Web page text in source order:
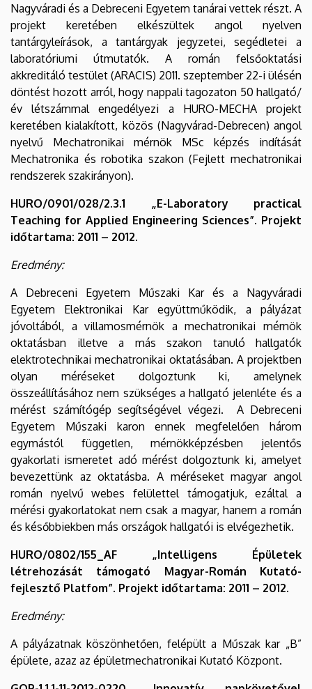
Nagyváradi és a Debreceni Egyetem tanárai vettek részt. A
projekt keretében elkészültek angol nyelven
tantárgyleírások, a tantárgyak jegyzetei, segédletei a
laboratóriumi útmutatók. A román felsőoktatási
akkreditáló testület (ARACIS) 2011. szeptember 22-i ülésén
döntést hozott arról, hogy nappali tagozaton 50 hallgató/
év létszámmal engedélyezi a HURO-MECHA projekt
keretében kialakított, közös (Nagyvárad-Debrecen) angol
nyelvű Mechatronikai mérnök MSc képzés indítását
Mechatronika és robotika szakon (Fejlett mechatronikai
rendszerek szakirányon).
HURO/0901/028/2.3.1 „E-Laboratory practical
Teaching for Applied Engineering Sciences”. Projekt
időtartama: 2011 – 2012.
Eredmény:
A Debreceni Egyetem Műszaki Kar és a Nagyváradi
Egyetem Elektronikai Kar együttműködik, a pályázat
jóvoltából, a villamosmérnök a mechatronikai mérnök
oktatásban illetve a más szakon tanuló hallgatók
elektrotechnikai mechatronikai oktatásában. A projektben
olyan méréseket dolgoztunk ki, amelynek
összeállításához nem szükséges a hallgató jelenléte és a
mérést számítógép segítségével végezi. A Debreceni
Egyetem Műszaki karon ennek megfelelően három
egymástól független, mérnökképzésben jelentős
gyakorlati ismeretet adó mérést dolgoztunk ki, amelyet
bevezettünk az oktatásba. A méréseket magyar angol
román nyelvű webes felülettel támogatjuk, ezáltal a
mérési gyakorlatokat nem csak a magyar, hanem a román
és későbbiekben más országok hallgatói is elvégezhetik.
HURO/0802/155_AF „Intelligens Épületek
létrehozását támogató Magyar-Román Kutató-
fejlesztő Platfom”. Projekt időtartama: 2011 – 2012.
Eredmény:
A pályázatnak köszönhetően, felépült a Műszak kar „B”
épülete, azaz az épületmechatronikai Kutató Központ.